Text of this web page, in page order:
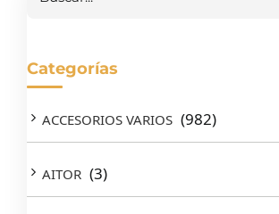
Categorías
ACCESORIOS VARIOS (982)
AITOR (3)